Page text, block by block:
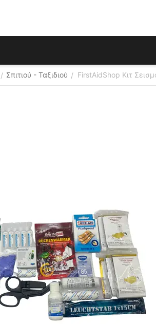
/ Σπιτιού - Ταξιδιού / FirstAidShop Κιτ